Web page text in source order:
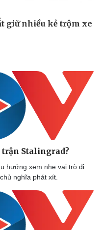
trận Stalingrad?
hướng xem nhẹ vai trò đi
nghĩa phát xít.